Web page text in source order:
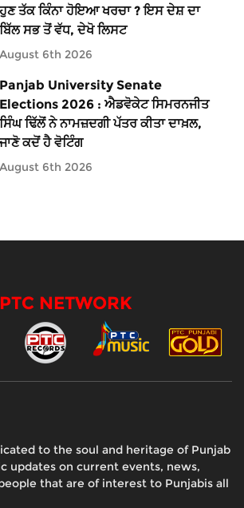
ਹੁਣ ਤੱਕ ਕਿੰਨਾ ਹੋਇਆ ਖਰਚਾ ? ਇਸ ਦੇਸ਼ ਦਾ
ਬਿੱਲ ਸਭ ਤੋਂ ਵੱਧ, ਦੇਖੋ ਲਿਸਟ
August 6th 2026
Panjab University Senate
Elections 2026 : ਐਡਵੋਕੇਟ ਸਿਮਰਨਜੀਤ
ਸਿੰਘ ਢਿੱਲੋਂ ਨੇ ਨਾਮਜ਼ਦਗੀ ਪੱਤਰ ਕੀਤਾ ਦਾਖ਼ਲ,
ਜਾਣੋ ਕਦੋਂ ਹੈ ਵੋਟਿੰਗ
August 6th 2026
PTC NETWORK
to the soul and heritage of Punjab
updates on current events, news,
that are of interest to Punjabis all